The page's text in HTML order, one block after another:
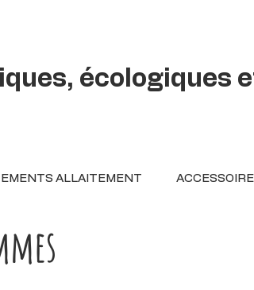
écologiques
ALLAITEMENT